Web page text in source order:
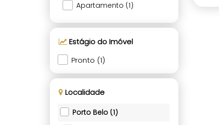
Apartamento (1)
Estágio do Imóvel
Pronto (1)
Localidade
Porto Belo (1)